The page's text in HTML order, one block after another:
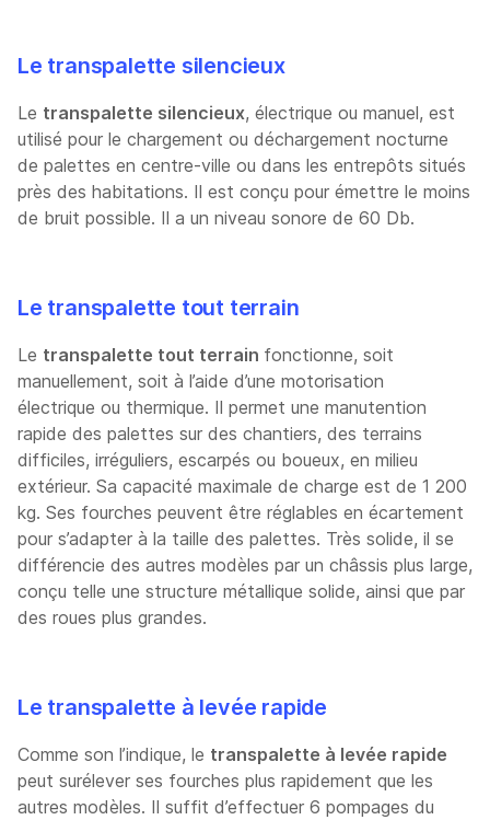
Le transpalette silencieux
Le transpalette silencieux, électrique ou manuel, est
utilisé pour le chargement ou déchargement nocturne
de palettes en centre-ville ou dans les entrepôts situés
près des habitations. Il est conçu pour émettre le moins
de bruit possible. Il a un niveau sonore de 60 Db.
Le transpalette tout terrain
Le transpalette tout terrain fonctionne, soit
manuellement, soit à l’aide d’une motorisation
électrique ou thermique. Il permet une manutention
rapide des palettes sur des chantiers, des terrains
difficiles, irréguliers, escarpés ou boueux, en milieu
extérieur. Sa capacité maximale de charge est de 1 200
kg. Ses fourches peuvent être réglables en écartement
pour s’adapter à la taille des palettes. Très solide, il se
différencie des autres modèles par un châssis plus large,
conçu telle une structure métallique solide, ainsi que par
des roues plus grandes.
Le transpalette à levée rapide
Comme son l’indique, le transpalette à levée rapide
peut surélever ses fourches plus rapidement que les
autres modèles. Il suffit d’effectuer 6 pompages du